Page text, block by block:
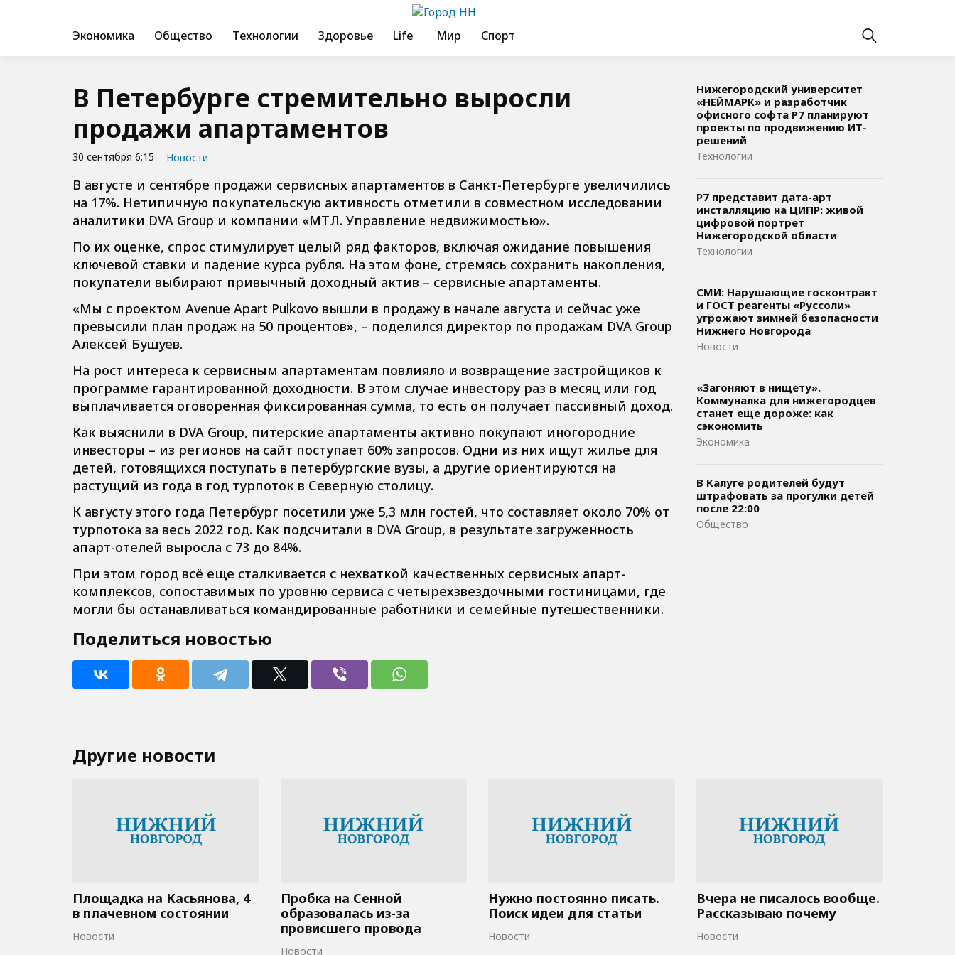
Экономика Общество Технологии Здоровье Life Мир Спорт
В Петербурге стремительно выросли
продажи апартаментов
30 сентября 6:15 Новости
В августе и сентябре продажи сервисных апартаментов в Санкт-Петербурге увеличились
на 17%. Нетипичную покупательскую активность отметили в совместном исследовании
аналитики DVA Group и компании «МТЛ. Управление недвижимостью».
По их оценке, спрос стимулирует целый ряд факторов, включая ожидание повышения
ключевой ставки и падение курса рубля. На этом фоне, стремясь сохранить накопления,
покупатели выбирают привычный доходный актив – сервисные апартаменты.
«Мы с проектом Avenue Apart Pulkovo вышли в продажу в начале августа и сейчас уже
превысили план продаж на 50 процентов», – поделился директор по продажам DVA Group
Алексей Бушуев.
На рост интереса к сервисным апартаментам повлияло и возвращение застройщиков к
программе гарантированной доходности. В этом случае инвестору раз в месяц или год
выплачивается оговоренная фиксированная сумма, то есть он получает пассивный доход.
Как выяснили в DVA Group, питерские апартаменты активно покупают иногородние
инвесторы – из регионов на сайт поступает 60% запросов. Одни из них ищут жилье для
детей, готовящихся поступать в петербургские вузы, а другие ориентируются на
растущий из года в год турпоток в Северную столицу.
К августу этого года Петербург посетили уже 5,3 млн гостей, что составляет около 70% от
турпотока за весь 2022 год. Как подсчитали в DVA Group, в результате загруженность
апарт-отелей выросла с 73 до 84%.
При этом город всё еще сталкивается с нехваткой качественных сервисных апарт-
комплексов, сопоставимых по уровню сервиса с четырехзвездочными гостиницами, где
могли бы останавливаться командированные работники и семейные путешественники.
Поделиться новостью
Нижегородский университет
«НЕЙМАРК» и разработчик
офисного софта P7 планируют
проекты по продвижению ИТ-
решений
Технологии
Р7 представит дата-арт
инсталляцию на ЦИПР: живой
цифровой портрет
Нижегородской области
Технологии
СМИ: Нарушающие госконтракт
и ГОСТ реагенты «Руссоли»
угрожают зимней безопасности
Нижнего Новгорода
Новости
«Загоняют в нищету».
Коммуналка для нижегородцев
станет еще дороже: как
сэкономить
Экономика
В Калуге родителей будут
штрафовать за прогулки детей
после 22:00
Общество
Другие новости
Площадка на Касьянова, 4
в плачевном состоянии
Новости
Пробка на Сенной
образовалась из-за
провисшего провода
Новости
Нужно постоянно писать.
Поиск идеи для статьи
Новости
Вчера не писалось вообще.
Рассказываю почему
Новости